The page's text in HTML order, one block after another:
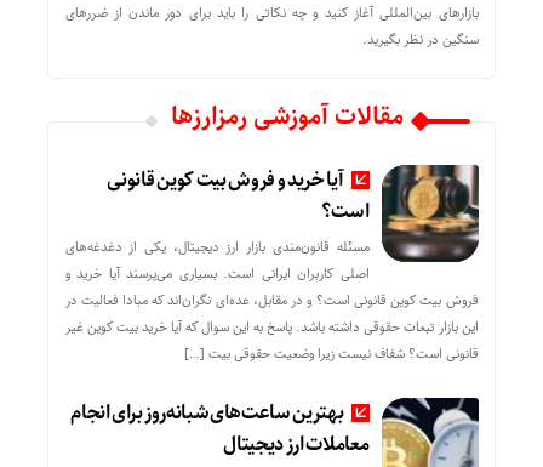
بازارهای بین‌المللی آغاز کنید و چه نکاتی را باید برای دور ماندن از ضررهای
سنگین در نظر بگیرید.
مقالات آموزشی رمزارزها
آیا خرید و فروش بیت کوین قانونی
است؟
مسئله قانون‌مندی بازار ارز دیجیتال، یکی از دغدغه‌های
اصلی کاربران ایرانی است. بسیاری می‌پرسند آیا خرید و
فروش بیت کوین قانونی است؟ و در مقابل، عده‌ای نگران‌اند که مبادا فعالیت در
این بازار تبعات حقوقی داشته باشد. پاسخ به این سوال که آیا خرید بیت کوین غیر
قانونی است؟ شفاف نیست زیرا وضعیت حقوقی بیت‌ […]
بهترین ساعت‌های شبانه‌روز برای انجام
معاملات ارز دیجیتال